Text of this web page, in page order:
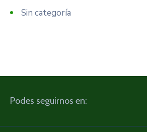
Sin categoría
Podes seguirnos en: